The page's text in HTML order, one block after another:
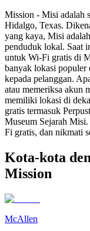
Mission - Misi adalah
Hidalgo, Texas.
yang kaya, Misi
penduduk lokal. Saat
untuk Wi-Fi gratis di
banyak lokasi populer
kepada pelanggan.
atau memeriksa akun
memiliki lokasi di
gratis termasuk
Museum Sejarah
Fi gratis, dan nikmati
Kota-kota
Mission
McAllen